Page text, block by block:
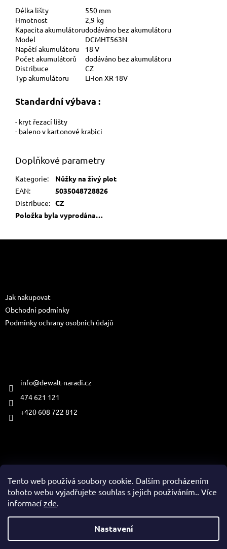
Tento web používá soubory cookie. Dalším procházením
tohoto webu vyjadřujete souhlas s jejich používáním.. Více
informací zde.
Nastavení
Délka lišty
550 mm
Hmotnost
2,9 kg
Kapacita akumulátorudodáváno bez akumulátoru
Model
DCMHT563N
Napětí akumulátoru
18 V
Počet akumulátorů
dodáváno bez akumulátoru
Distribuce
CZ
Typ akumulátoru
Li-Ion XR 18V
Standardní výbava :
- kryt řezací lišty
- baleno v kartonové krabici
Doplňkové parametry
Kategorie:
Nůžky na živý plot
EAN:
5035048728826
Distribuce: CZ
Položka byla vyprodána…
Jak nakupovat
Obchodní podmínky
Podmínky ochrany osobních údajů
info@dewalt-naradi.cz
474 621 121
+420 608 722 812